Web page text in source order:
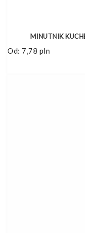
MINUTNIK
Od: 7,78 pln